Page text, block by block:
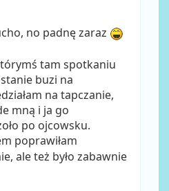
no padnę zaraz
tam spotkaniu
buzi na
na tapczanie,
mną i ja go
po ojcowsku.
poprawiłam
ale też było zabawnie